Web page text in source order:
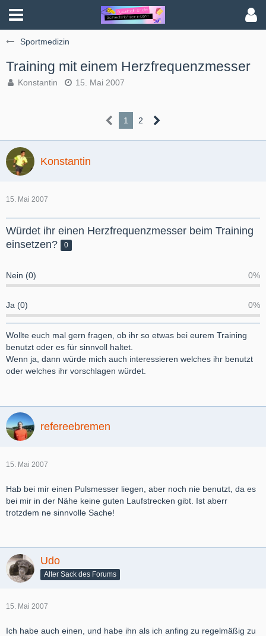
Sportmedizin
Training mit einem Herzfrequenzmesser
Konstantin 15. Mai 2007
1 2
Konstantin
15. Mai 2007
Würdet ihr einen Herzfrequenzmesser beim Training
einsetzen?
0
Nein (0) 0%
Ja (0) 0%
Wollte euch mal gern fragen, ob ihr so etwas bei eurem Training
benutzt oder es für sinnvoll haltet.
Wenn ja, dann würde mich auch interessieren welches ihr benutzt
oder welches ihr vorschlagen würdet.
refereebremen
15. Mai 2007
Hab bei mir einen Pulsmesser liegen, aber noch nie benutzt, da es
bei mir in der Nähe keine guten Laufstrecken gibt. Ist aberr
trotzdem ne sinnvolle Sache!
Udo
Alter Sack des Forums
15. Mai 2007
Ich habe auch einen, und habe ihn als ich anfing zu regelmäßig zu